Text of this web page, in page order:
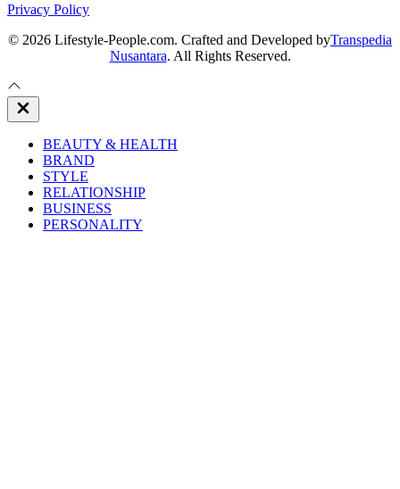
Privacy Policy
© 2026 Lifestyle-People.com. Crafted and Developed byTranspedia
Nusantara. All Rights Reserved.
Close
Off
BEAUTY & HEALTH
BRAND
STYLE
RELATIONSHIP
BUSINESS
PERSONALITY